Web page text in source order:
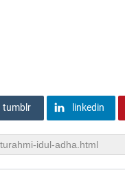
tumblr linkedin